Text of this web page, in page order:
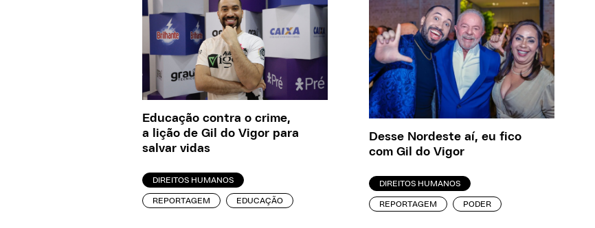
Educação contra o crime,
a lição de Gil do Vigor para
salvar vidas
DIREITOS HUMANOS
REPORTAGEM EDUCAÇÃO
Desse Nordeste aí, eu fico
com Gil do Vigor
DIREITOS HUMANOS
REPORTAGEM PODER